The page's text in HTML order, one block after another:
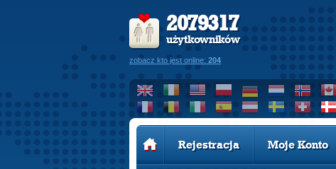
2079317
użytkowników
zobacz kto jest online: 204
Rejestracja Moje Konto